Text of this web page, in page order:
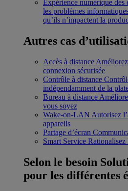
Expérience numérique
les problèmes
qu’ils n’impactent la
Autres cas
Accès à distance
connexion sécurisée
Contrôle à distance
indépendamment de la
Bureau à distance
vous soyez
Wake-on-LAN Autorisez
appareils
Partage d’écran
Smart Service Rationalisez
Selon le besoin
pour les différentes